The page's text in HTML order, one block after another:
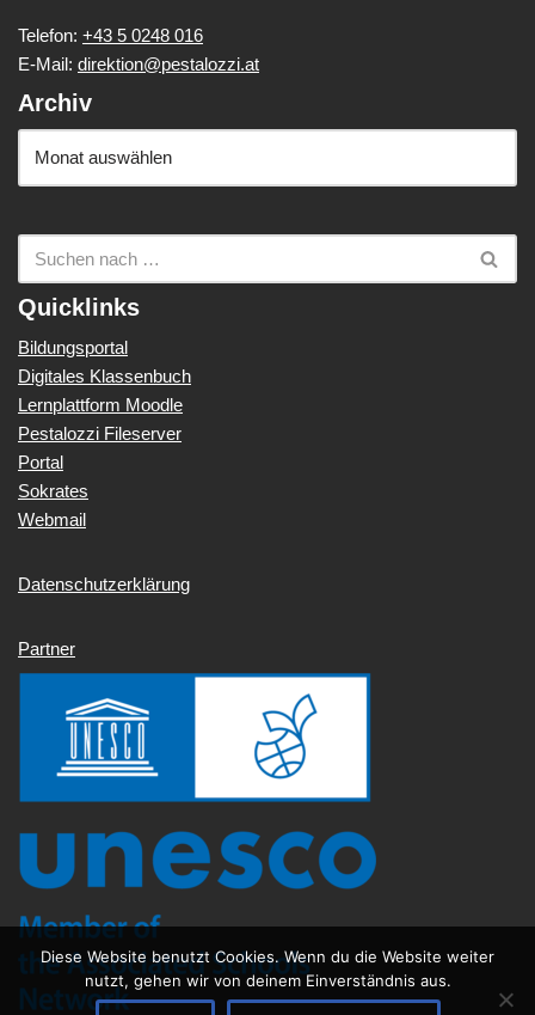
Telefon: +43 5 0248 016
E-Mail: direktion@pestalozzi.at
Archiv
Quicklinks
Bildungsportal
Digitales Klassenbuch
Lernplattform Moodle
Pestalozzi Fileserver
Portal
Sokrates
Webmail
Datenschutzerklärung
Partner
Diese Website benutzt Cookies. Wenn du die Website weiter
nutzt, gehen wir von deinem Einverständnis aus.